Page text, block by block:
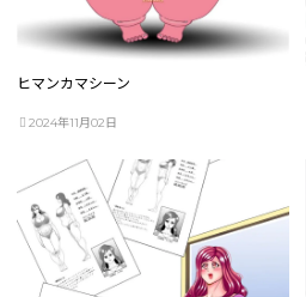
ヒマンカマシーン
2024年11月02日